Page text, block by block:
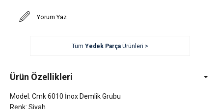
Yorum Yaz
Tüm Yedek ParçaÜrünleri >
Ürün Özellikleri
Model: Cmk 6010 İnox Demlik Grubu
Renk: Siyah